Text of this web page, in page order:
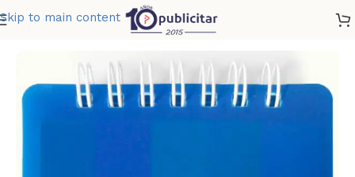
Skip to main content
SET POST IT SQUARE